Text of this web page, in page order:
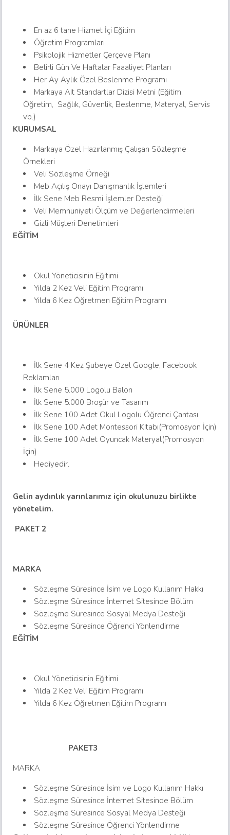
En az 6 tane Hizmet İçi Eğitim
Öğretim Programları
Psikolojik Hizmetler Çerçeve Planı
Belirli Gün Ve Haftalar Faaaliyet Planları
Her Ay Aylık Özel Beslenme Programı
Markaya Ait Standartlar Dizisi Metni (Eğitim,
Öğretim, Sağlık, Güvenlik, Beslenme, Materyal, Servis
vb.)
KURUMSAL
Markaya Özel Hazırlanmış Çalışan Sözleşme
Örnekleri
Veli Sözleşme Örneği
Meb Açılış Onayı Danışmanlık İşlemleri
İlk Sene Meb Resmi İşlemler Desteği
Veli Memnuniyeti Ölçüm ve Değerlendirmeleri
Gizli Müşteri Denetimleri
EĞİTİM
Okul Yöneticisinin Eğitimi
Yılda 2 Kez Veli Eğitim Programı
Yılda 6 Kez Öğretmen Eğitim Programı
ÜRÜNLER
İlk Sene 4 Kez Şubeye Özel Google, Facebook
Reklamları
İlk Sene 5.000 Logolu Balon
İlk Sene 5.000 Broşür ve Tasarım
İlk Sene 100 Adet Okul Logolu Öğrenci Çantası
İlk Sene 100 Adet Montessori Kitabı(Promosyon İçin)
İlk Sene 100 Adet Oyuncak Materyal(Promosyon
İçin)
Hediyedir.
Gelin aydınlık yarınlarımız için okulunuzu birlikte
yönetelim.
PAKET 2
MARKA
Sözleşme Süresince İsim ve Logo Kullanım Hakkı
Sözleşme Süresince İnternet Sitesinde Bölüm
Sözleşme Süresince Sosyal Medya Desteği
Sözleşme Süresince Öğrenci Yönlendirme
EĞİTİM
Okul Yöneticisinin Eğitimi
Yılda 2 Kez Veli Eğitim Programı
Yılda 6 Kez Öğretmen Eğitim Programı
PAKET3
MARKA
Sözleşme Süresince İsim ve Logo Kullanım Hakkı
Sözleşme Süresince İnternet Sitesinde Bölüm
Sözleşme Süresince Sosyal Medya Desteği
Sözleşme Süresince Öğrenci Yönlendirme